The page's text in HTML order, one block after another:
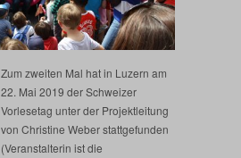
Zum zweiten Mal hat in Luzern am
22. Mai 2019 der Schweizer
Vorlesetag unter der Projektleitung
von Christine Weber stattgefunden
(Veranstalterin ist die